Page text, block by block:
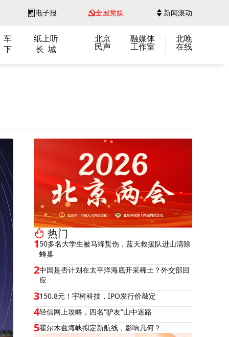
电子报 全国党媒 新闻滚动
车
纸上听
下
长 城
北京
民声
融媒体
工作室
北晚
在线
热门
150多名大学生被马蜂蜇伤，蓝天救援队进山清除
蜂巢
2中国是否计划在太平洋海底开采稀土？外交部回
应
3150.8元！宇树科技，IPO发行价敲定
4轻信网上攻略，四名“驴友”山中迷路
5霍尔木兹海峡拟定新航线，影响几何？